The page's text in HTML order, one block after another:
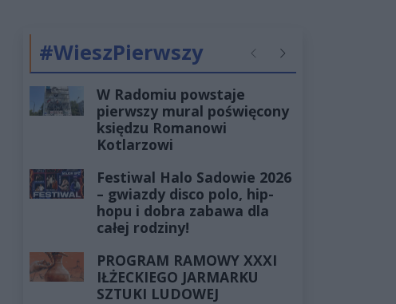
#WieszPierwszy PoprzednieNastępne
W Radomiu powstaje
pierwszy mural poświęcony
księdzu Romanowi
Kotlarzowi
Festiwal Halo Sadowie 2026
– gwiazdy disco polo, hip-
hopu i dobra zabawa dla
całej rodziny!
PROGRAM RAMOWY XXXI
IŁŻECKIEGO JARMARKU
SZTUKI LUDOWEJ